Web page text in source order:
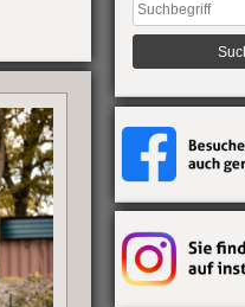
nach: